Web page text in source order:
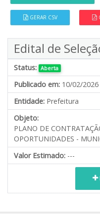
GERAR CSV
Edital de
Status: Aberta
Publicado em: 10/02/2026
Entidade: Prefeitura
Objeto:
PLANO DE
OPORTUNIDADES -
Valor Estimado: ---